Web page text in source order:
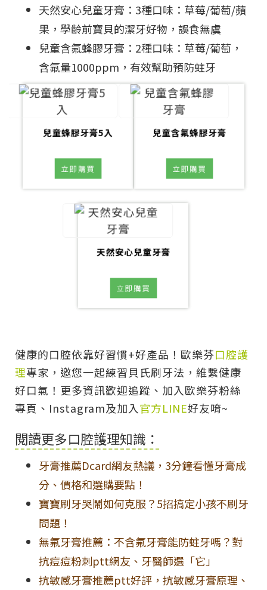
天然安心兒童牙膏：3種口味：草莓/葡萄/蘋
果，學齡前寶貝的潔牙好物，誤食無虞
兒童含氟蜂膠牙膏：2種口味：草莓/葡萄，
含氟量1000ppm，有效幫助預防蛀牙
兒童蜂膠牙膏5入
立即購買
兒童含氟蜂膠牙膏
立即購買
天然安心兒童牙膏
立即購買
健康的口腔依靠好習慣+好產品！歐樂芬口腔護
理專家，邀您一起練習貝氏刷牙法，維繫健康
好口氣！更多資訊歡迎追蹤、加入歐樂芬粉絲
專頁、Instagram及加入官方LINE好友唷~
閱讀更多口腔護理知識：
牙膏推薦Dcard網友熱議，3分鐘看懂牙膏成
分、價格和選購要點！
寶寶刷牙哭鬧如何克服？5招搞定小孩不刷牙
問題！
無氟牙膏推薦：不含氟牙膏能防蛀牙嗎？對
抗痘痘粉刺ptt網友、牙醫師選「它」
抗敏感牙膏推薦ptt好評，抗敏感牙膏原理、